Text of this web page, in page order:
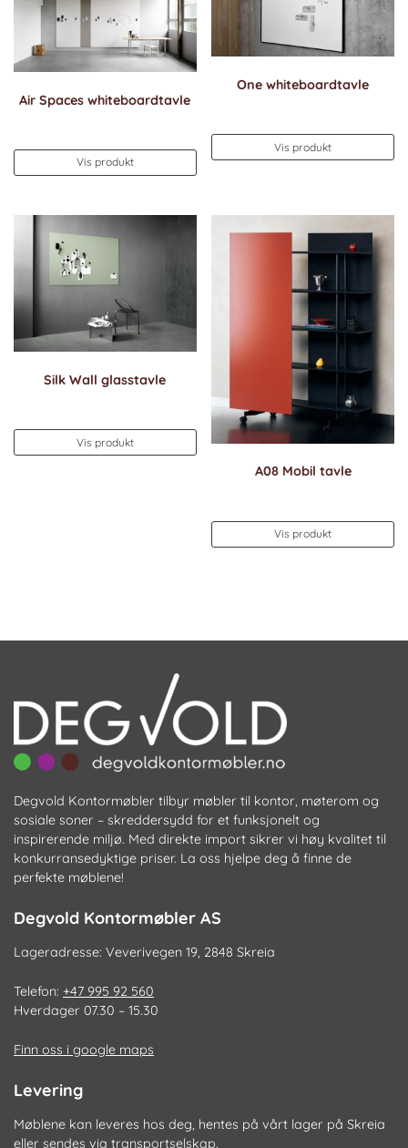
Air Spaces whiteboardtavle
Vis produkt
One whiteboardtavle
Vis produkt
Silk Wall glasstavle
Vis produkt
A08 Mobil tavle
Vis produkt
Degvold Kontormøbler tilbyr møbler til kontor, møterom og
sosiale soner – skreddersydd for et funksjonelt og
inspirerende miljø. Med direkte import sikrer vi høy kvalitet til
konkurransedyktige priser. La oss hjelpe deg å finne de
perfekte møblene!
Degvold Kontormøbler AS
Lageradresse: Veverivegen 19, 2848 Skreia
Telefon: +47 995 92 560
Hverdager 07.30 – 15.30
Finn oss i google maps
Levering
Møblene kan leveres hos deg, hentes på vårt lager på Skreia
eller sendes via transportselskap.